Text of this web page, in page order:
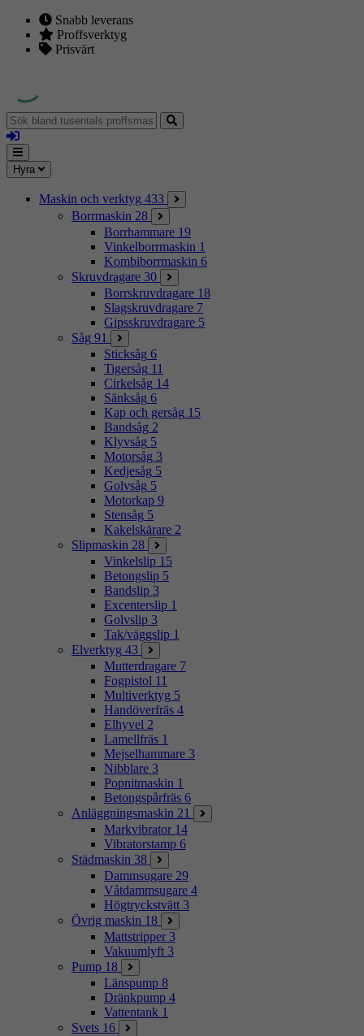
Snabb leverans
Proffsverktyg
Prisvärt
Sök
bland
tusentals
proffsmaskiner
Logga
in
Mina
sidor
Meny
Hyra
Maskin och verktyg 433
Borrmaskin 28
Borrhammare 19
Vinkelborrmaskin 1
Kombiborrmaskin 6
Skruvdragare 30
Borrskruvdragare 18
Slagskruvdragare 7
Gipsskruvdragare 5
Såg 91
Sticksåg 6
Tigersåg 11
Cirkelsåg 14
Sänksåg 6
Kap och gersåg 15
Bandsåg 2
Klyvsåg 5
Motorsåg 3
Kedjesåg 5
Golvsåg 5
Motorkap 9
Stensåg 5
Kakelskärare 2
Slipmaskin 28
Vinkelslip 15
Betongslip 5
Bandslip 3
Excenterslip 1
Golvslip 3
Tak/väggslip 1
Elverktyg 43
Mutterdragare 7
Fogpistol 11
Multiverktyg 5
Handöverfräs 4
Elhyvel 2
Lamellfräs 1
Mejselhammare 3
Nibblare 3
Popnitmaskin 1
Betongspårfräs 6
Anläggningsmaskin 21
Markvibrator 14
Vibratorstamp 6
Städmaskin 38
Dammsugare 29
Våtdammsugare 4
Högtryckstvätt 3
Övrig maskin 18
Mattstripper 3
Vakuumlyft 3
Pump 18
Länspump 8
Dränkpump 4
Vattentank 1
Svets 16